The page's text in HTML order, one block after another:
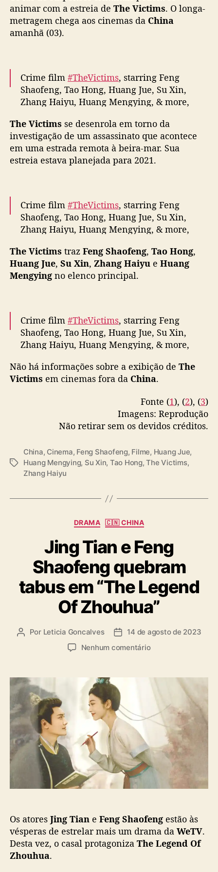
s
p
o
m
F
n
g
S
h
a
n
g
e
t
s
c
i
e
m
s
a
m
h
ã
animar com a estreia de The Victims. O longa-
metragem chega aos cinemas da China
amanhã (03).
Crime film #TheVictims, starring Feng
Shaofeng, Tao Hong, Huang Jue, Su Xin,
Zhang Haiyu, Huang Mengying, & more,
release in theaters
Full – https://t.co/zcLTSdskFd#黄雀在后
pic.twitter.com/YSgS7LOdIP
The Victims se desenrola em torno da
investigação de um assassinato que acontece
em uma estrada remota à beira-mar. Sua
estreia estava planejada para 2021.
Crime film #TheVictims, starring Feng
Shaofeng, Tao Hong, Huang Jue, Su Xin,
Zhang Haiyu, Huang Mengying, & more,
theaters#黄雀在后
pic.twitter.com/OyEq922vJ0
The Victims traz Feng Shaofeng, Tao Hong,
Huang Jue, Su Xin, Zhang Haiyu e Huang
Mengying no elenco principal.
Crime film #TheVictims, starring Feng
Shaofeng, Tao Hong, Huang Jue, Su Xin,
Zhang Haiyu, Huang Mengying, & more,
in theaters#黄雀在后
pic.twitter.com/jSLNksnnkY
— cdrama tweets (@dramapotatoe)March
Não há informações sobre a exibição de The
Victims em cinemas fora da China.
Fonte (1), (2), (3)
Imagens: Reprodução
Não retirar sem os devidos créditos.
T
China, Cinema, Feng Shaofeng, Filme, Huang Jue,
Huang Mengying, Su Xin, Tao Hong,The Victims,
Zhang Haiyu
C
t
e
g
o
r
i
a
s
DRAMA 🇨🇳 CHINA
Jing Tian e Feng
Shaofeng quebram
tabus em “The Legend
Of Zhouhua”
A
r
d
p
o
t
Por Leticia Goncalves
D
e
p
u
b
i
a
ç
14 de agosto de 2023
Nenhum comentárioe
e
F
h
a
o
Os atores Jing Tian e Feng Shaofeng estão às
vésperas de estrelar mais um drama da WeTV.
Desta vez, o casal protagoniza The Legend Of
Zhouhua.